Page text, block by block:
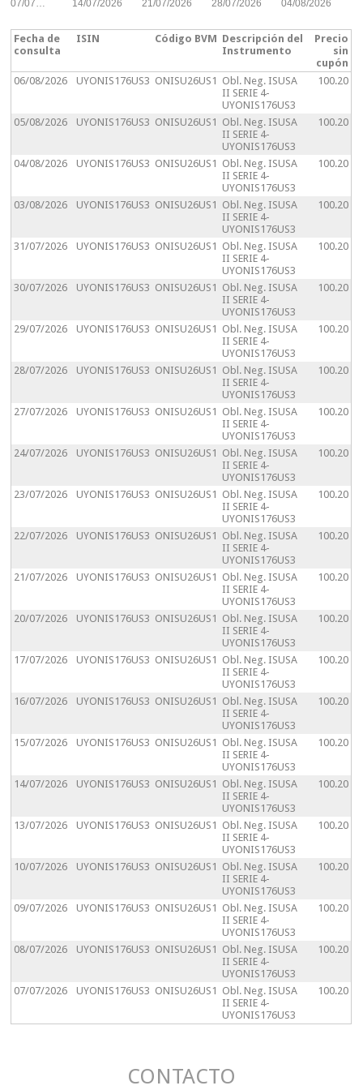
07/07… 14/07/2026 21/07/2026 28/07/2026 04/08/2026
Fecha de
consulta
ISIN Código BVM Descripción del
Instrumento
Precio
sin
cupón
06/08/2026
UYONIS176US3 ONISU26US1 Obl. Neg. ISUSA
II SERIE 4-
UYONIS176US3
100.20
05/08/2026 UYONIS176US3 ONISU26US1 Obl. Neg. ISUSA
II SERIE 4-
UYONIS176US3
100.20
04/08/2026 UYONIS176US3 ONISU26US1 Obl. Neg. ISUSA
II SERIE 4-
UYONIS176US3
100.20
03/08/2026 UYONIS176US3 ONISU26US1 Obl. Neg. ISUSA
II SERIE 4-
UYONIS176US3
100.20
31/07/2026 UYONIS176US3 ONISU26US1 Obl. Neg. ISUSA
II SERIE 4-
UYONIS176US3
100.20
30/07/2026 UYONIS176US3 ONISU26US1 Obl. Neg. ISUSA
II SERIE 4-
UYONIS176US3
100.20
29/07/2026 UYONIS176US3 ONISU26US1 Obl. Neg. ISUSA
II SERIE 4-
UYONIS176US3
100.20
28/07/2026 UYONIS176US3 ONISU26US1 Obl. Neg. ISUSA
II SERIE 4-
UYONIS176US3
100.20
27/07/2026 UYONIS176US3 ONISU26US1 Obl. Neg. ISUSA
II SERIE 4-
UYONIS176US3
100.20
24/07/2026 UYONIS176US3 ONISU26US1 Obl. Neg. ISUSA
II SERIE 4-
UYONIS176US3
100.20
23/07/2026 UYONIS176US3 ONISU26US1 Obl. Neg. ISUSA
II SERIE 4-
UYONIS176US3
100.20
22/07/2026 UYONIS176US3 ONISU26US1 Obl. Neg. ISUSA
II SERIE 4-
UYONIS176US3
100.20
21/07/2026 UYONIS176US3 ONISU26US1 Obl. Neg. ISUSA
II SERIE 4-
UYONIS176US3
100.20
20/07/2026 UYONIS176US3 ONISU26US1 Obl. Neg. ISUSA
II SERIE 4-
UYONIS176US3
100.20
17/07/2026 UYONIS176US3 ONISU26US1 Obl. Neg. ISUSA
II SERIE 4-
UYONIS176US3
100.20
16/07/2026 UYONIS176US3 ONISU26US1 Obl. Neg. ISUSA
II SERIE 4-
UYONIS176US3
100.20
15/07/2026 UYONIS176US3 ONISU26US1 Obl. Neg. ISUSA
II SERIE 4-
UYONIS176US3
100.20
14/07/2026 UYONIS176US3 ONISU26US1 Obl. Neg. ISUSA
II SERIE 4-
UYONIS176US3
100.20
13/07/2026 UYONIS176US3 ONISU26US1 Obl. Neg. ISUSA
II SERIE 4-
UYONIS176US3
100.20
10/07/2026 UYONIS176US3 ONISU26US1 Obl. Neg. ISUSA
II SERIE 4-
UYONIS176US3
100.20
09/07/2026 UYONIS176US3 ONISU26US1 Obl. Neg. ISUSA
II SERIE 4-
UYONIS176US3
100.20
08/07/2026 UYONIS176US3 ONISU26US1 Obl. Neg. ISUSA
II SERIE 4-
UYONIS176US3
100.20
07/07/2026 UYONIS176US3 ONISU26US1 Obl. Neg. ISUSA
II SERIE 4-
UYONIS176US3
100.20
CONTACTO